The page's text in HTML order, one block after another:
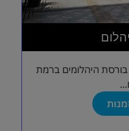
היהלומים ברמת